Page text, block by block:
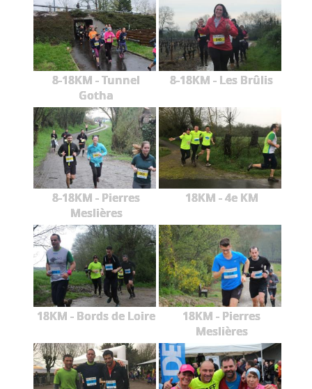
8-18KM - Tunnel
Gotha
8-18KM - Les Brûlis
8-18KM - Pierres
Meslières
18KM - 4e KM
18KM - Bords de Loire
18KM - Pierres
Meslières